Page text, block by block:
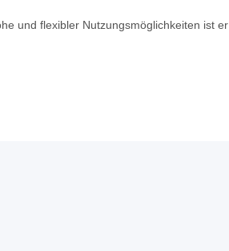
und flexibler Nutzungsmöglichkeiten ist